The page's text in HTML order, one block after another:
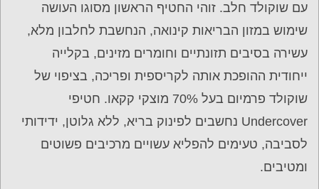
עם שוקולד חלב. זוהי החטיף הראשון מסוגו העושה
שימוש במזון הבריאות קינואה, הנחשבת לחלבון מלא,
עשירה בסיבים תזונתיים וחומרים מזינים, בקלייה
ייחודית ההופכת אותה לקריספית ופריכה, בציפוי של
שוקולד פרמיום בעל 70% מוצקי קקאו. חטיפי
Undercover נחשבים לפינוק בריא, ללא גלוטן, ידידותי
לסביבה, טעימים להפליא עשויים מרכיבים פשוטים
ומטיבים.